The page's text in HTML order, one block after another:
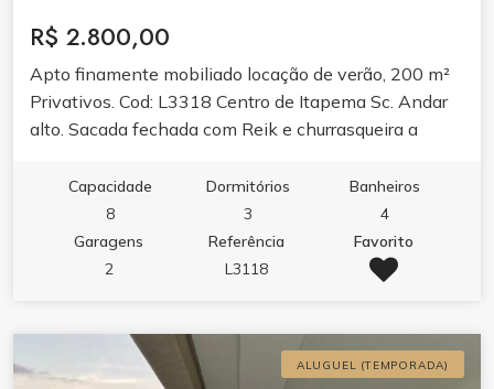
R$ 2.800,00
Apto finamente mobiliado locação de verão, 200 m²
Privativos. Cod: L3318 Centro de Itapema Sc. Andar
alto. Sacada fechada com Reik e churrasqueira a
uma master com banheira. 4 Banheiros. Internet.
Living integrado com 3 ambientes e climatizado com
1 ar split e 1 Casset. Geladeira duplex. Frigobar. 2
Elevadores. 2 Vagas de garagem Para camioneta.
a data e quantidade de pessoas para + ou para -).
50% do valor na reserva e 50% do valor na entrega
Capacidade
8
Dormitórios
3
Banheiros
4
Garagens
2
Referência
L3118
Favorito
ALUGUEL (TEMPORADA)